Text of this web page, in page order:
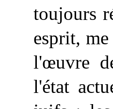
toujours
esprit,
l'œuvre
l'état